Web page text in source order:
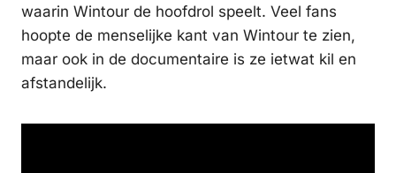
waarin Wintour de hoofdrol speelt. Veel fans
hoopte de menselijke kant van Wintour te zien,
maar ook in de documentaire is ze ietwat kil en
afstandelijk.